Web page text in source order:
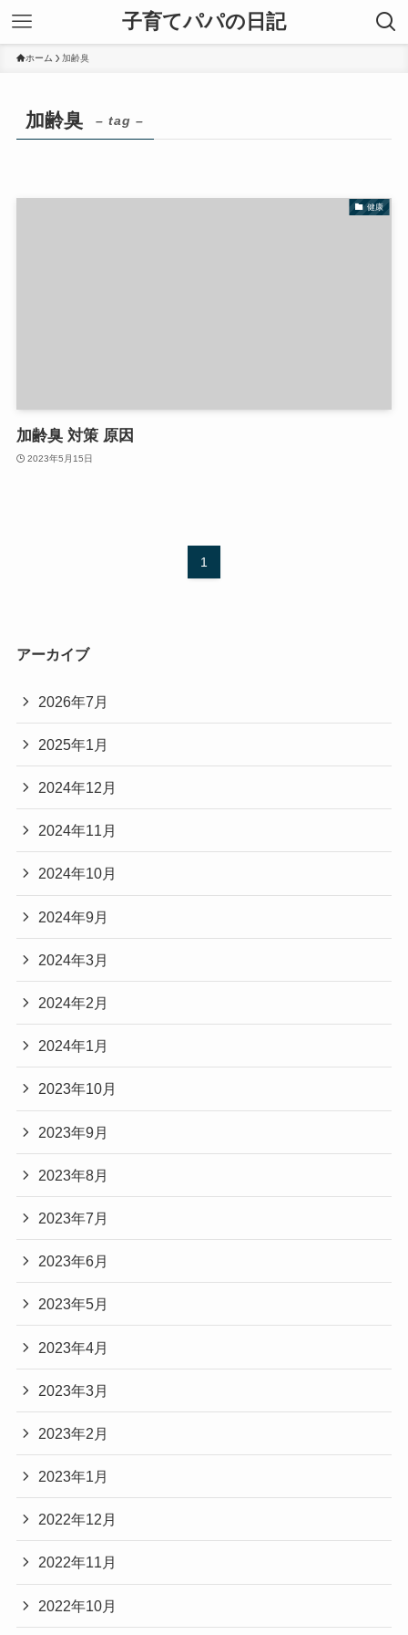
子育てパパの日記
ホーム 加齢臭
加齢臭 – tag –
健康
加齢臭 対策 原因
2023年5月15日
1
アーカイブ
2026年7月
2025年1月
2024年12月
2024年11月
2024年10月
2024年9月
2024年3月
2024年2月
2024年1月
2023年10月
2023年9月
2023年8月
2023年7月
2023年6月
2023年5月
2023年4月
2023年3月
2023年2月
2023年1月
2022年12月
2022年11月
2022年10月